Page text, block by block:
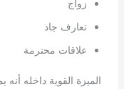
زواج
تعارف جاد
علاقات محترمة
الميزة القوية داخله أنه